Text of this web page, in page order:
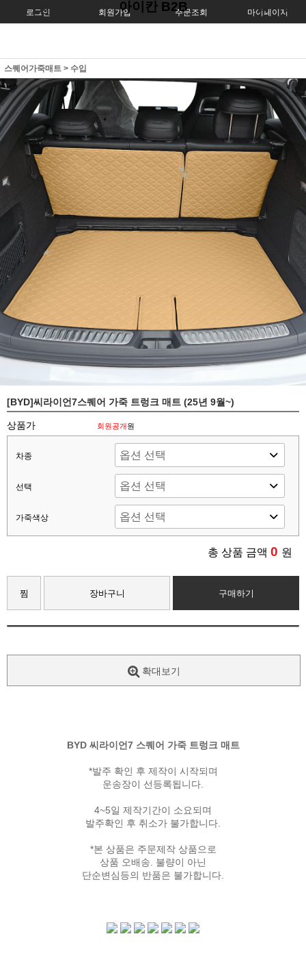
로그인 회원가입 주문조회 마이페이지
아이칸 B2B
스퀘어가죽매트 > 수입
[BYD]씨라이언7스퀘어 가죽 트렁크 매트 (25년 9월~)
상품가 회원공개원
차종
선택
가죽색상
총 상품 금액 0 원
찜 장바구니 구매하기
확대보기
BYD 씨라이언7 스퀘어 가죽 트렁크 매트
*발주 확인 후 제작이 시작되며
운송장이 선등록됩니다.
4~5일 제작기간이 소요되며
발주확인 후 취소가 불가합니다.
*본 상품은 주문제작 상품으로
상품 오배송. 불량이 아닌
단순변심등의 반품은 불가합니다.